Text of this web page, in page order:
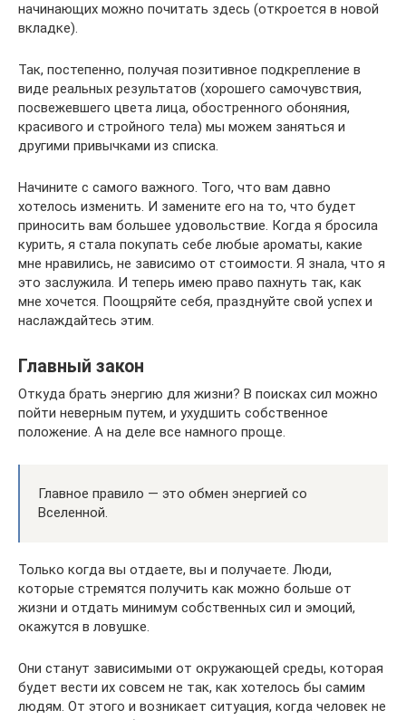
начинающих можно почитать здесь (откроется в новой
вкладке).
Так, постепенно, получая позитивное подкрепление в
виде реальных результатов (хорошего самочувствия,
посвежевшего цвета лица, обостренного обоняния,
красивого и стройного тела) мы можем заняться и
другими привычками из списка.
Начините с самого важного. Того, что вам давно
хотелось изменить. И замените его на то, что будет
приносить вам большее удовольствие. Когда я бросила
курить, я стала покупать себе любые ароматы, какие
мне нравились, не зависимо от стоимости. Я знала, что я
это заслужила. И теперь имею право пахнуть так, как
мне хочется. Поощряйте себя, празднуйте свой успех и
наслаждайтесь этим.
Главный закон
Откуда брать энергию для жизни? В поисках сил можно
пойти неверным путем, и ухудшить собственное
положение. А на деле все намного проще.
Главное правило — это обмен энергией со
Вселенной.
Только когда вы отдаете, вы и получаете. Люди,
которые стремятся получить как можно больше от
жизни и отдать минимум собственных сил и эмоций,
окажутся в ловушке.
Они станут зависимыми от окружающей среды, которая
будет вести их совсем не так, как хотелось бы самим
людям. От этого и возникает ситуация, когда человек не